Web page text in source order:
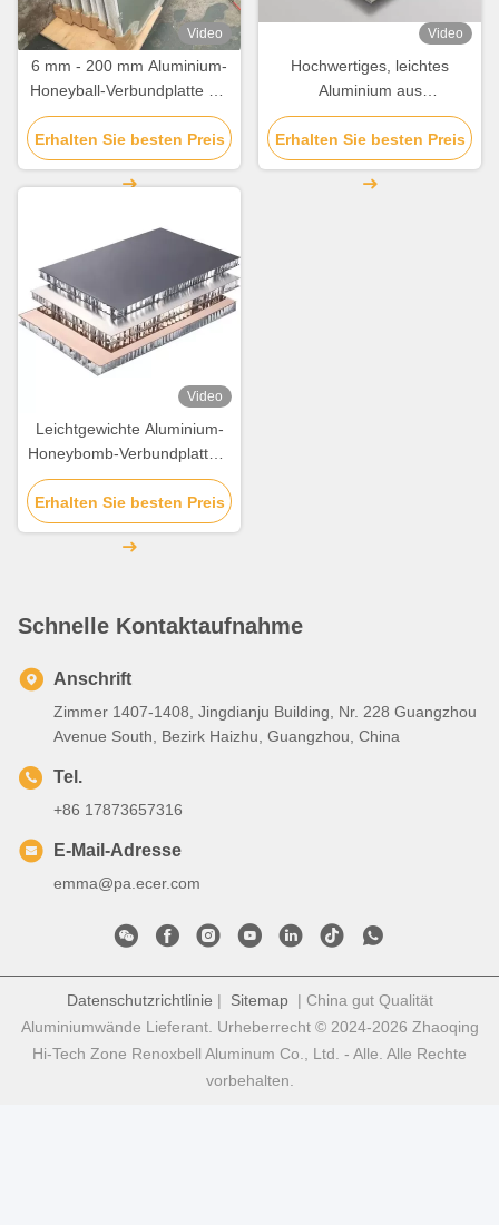
Video
6 mm - 200 mm Aluminium-
Honeyball-Verbundplatte mit
guter Schall- /
Wärmedämmung
Erhalten Sie besten Preis
Video
Hochwertiges, leichtes
Aluminium aus
Honigstockverbundplatten
Erhalten Sie besten Preis
Video
Leichtgewichte Aluminium-
Honeybomb-Verbundplatte 6
mm- 30 mm Dicke
Erhalten Sie besten Preis
Schnelle Kontaktaufnahme
Anschrift
Zimmer 1407-1408, Jingdianju Building, Nr. 228 Guangzhou
Avenue South, Bezirk Haizhu, Guangzhou, China
Tel.
+86 17873657316
E-Mail-Adresse
emma@pa.ecer.com
Datenschutzrichtlinie | Sitemap| China gut Qualität
Aluminiumwände Lieferant. Urheberrecht © 2024-2026 Zhaoqing
Hi-Tech Zone Renoxbell Aluminum Co., Ltd. - Alle. Alle Rechte
vorbehalten.